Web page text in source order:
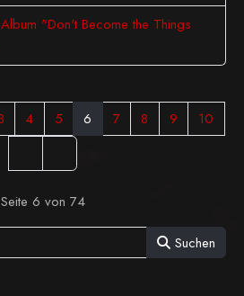
"Don't Become the Things
4 5 6 7 8 9 10
Seite 6 von 74
Suchen